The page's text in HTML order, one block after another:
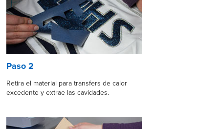
Paso 2
Retira el material para transfers de calor
excedente y extrae las cavidades.